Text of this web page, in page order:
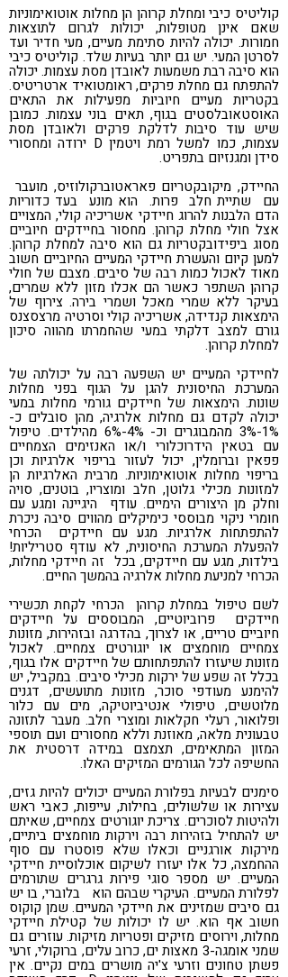
קוליטיס כיבי ומחלת קרוהן הן מחלות אוטואימוניות
שאם אינן מטופלות, יכולות לגרום לתוצאות
חמורות. יכולה להיות סתימת מעיים, מעי חדיר ועד
לסרטן המעי. יש גם יותר בעיות שלד. קוליטיס כיבי
הוא סיבה רבת משמעות לאובדן מסת עצמות. יכולה
להתפתח גם מחלת פרקים, ראומטואיד ארטריטיס.
בקטריות מעיים חיוביות מפעילות את התאים
האוסטאובלסטים בגוף, תאים בוני עצמות. כמובן
שיש עוד סיבות לדלקת פרקים ולאובדן מסת
עצמות, כמו למשל רמת ויטמין D ירודה ומחסורי
סידן ומגנזיום בתפריט.
החיידק, מיקובקטריום פאראטוברקולוזיס, מועבר
עם שתיית חלב פרות. הוא מונע בעד כדוריות
הדם הלבנות להרוג חיידקי אשריכיה קולי, המצויים
אצל חולי מחלת קרוהן. מחסור בחיידקים חיוביים
מסוג ביפידובקטריות גם הוא סיבה למחלת קרוהן.
למען קיום והעשרת חיידקי המעיים החיוביים חשוב
מאוד לאכול כמות רבה של סיבים. מצבם של חולי
קרוהן השתפר כאשר הם אכלו מזון ללא שמרים,
בעיקר ללא שמרי מאכל ושמרי בירה. צירוף של
הימצאות קנדידה, אשריכיה קולי וסרטיה מרצסצנס
גורם למצב דלקתי במעי שהחמרתו מהווה סיכון
למחלת קרוהן.
לחיידקי המעיים יש השפעה רבה על יכולתה של
המערכת החיסונית להגן על הגוף בפני מחלות
שונות. הימצאות של חיידקים גורמי מחלות במעי
יכולה לקדם גם מחלות אלרגיה, מהן סובלים כ-
1%-3% מהמבוגרים וכ- 4%-6% מהילדים. טיפול
עם בטאין הידרוכלורי ו/או האנזימים הצמחיים
פפאין וברומלין, יכול לעזור בריפוי אלרגיות וכן
בריפוי מחלות אוטואימוניות. מרבית האלרגיות הן
למזונות מכילי גלוטן, חלב ומוצריו, בוטנים, סויה
וחלק מן היצורים הימיים. עודף היגיינה ומגע עם
חומרי ניקוי מבוססי כימיקלים מהווים סיבה ניכרת
להתפתחות אלרגיות. מגע עם חיידקים הכרחי
להפעלת המערכת החיסונית, לא עודף סטריליות!
בילדות, מגע עם חיידקים, בכל זה חיידקי מחלות,
הכרחי למניעת מחלות אלרגיה בהמשך החיים.
לשם טיפול במחלת קרוהן הכרחי לקחת תכשירי
חיידקים פרוביוטיים, המבוססים על חיידקים
חיוביים טריים, או לצרוך, בהדרגה ובזהירות, מזונות
צמחיים מוחמצים או יוגורטים צמחיים. לאכול
מזונות שיעזרו להתפתחותם של חיידקים אלו בגוף,
בכלל זה שפע של ירקות מכילי סיבים. במקביל, יש
להימנע מעודפי סוכר, מזונות מתועשים, דגנים
מלוטשים, טיפולי אנטיביוטיקה, מים עם כלור
ופלואור, רעלי חקלאות ומוצרי חלב. מעבר לתזונה
טבעונית מלאה, מאוזנת וללא מחסורים ועם תוספי
המזון המתאימים, תצמצם במידה דרסטית את
החשיפה לכל הגורמים המזיקים האלו.
סימנים לבעיות בפלורת המעיים יכולים להיות גזים,
עצירות או שלשולים, בחילות, עייפות, כאבי ראש
ולהיטות לסוכרים. צריכת יוגורטים צמחיים, שאיתם
יש להתחיל בזהירות רבה וירקות מוחמצים ביתיים,
מירקות אורגניים וכאלו שלא פוסטרו עם סוף
ההחמצה, כל אלו יעזרו לשיקום אוכלוסיית חיידקי
המעיים. יש מספר סוגי פירות גרגרים שתורמים
לפלורת המעיים. העיקרי שבהם הוא בלוברי, בו יש
גם סיבים שמזינים את חיידקי המעיים. שמן קוקוס
חשוב אף הוא. יש לו יכולות של קטילת חיידקי
מחלות, וירוסים מזיקים ופטריות מזיקות. עוזרים גם
שמני אומגה-3 מאצות ים, כרוב עלים, ברוקולי, זרעי
פשתן טחונים וזרעי צ'יה מושרים במים נקיים. אין